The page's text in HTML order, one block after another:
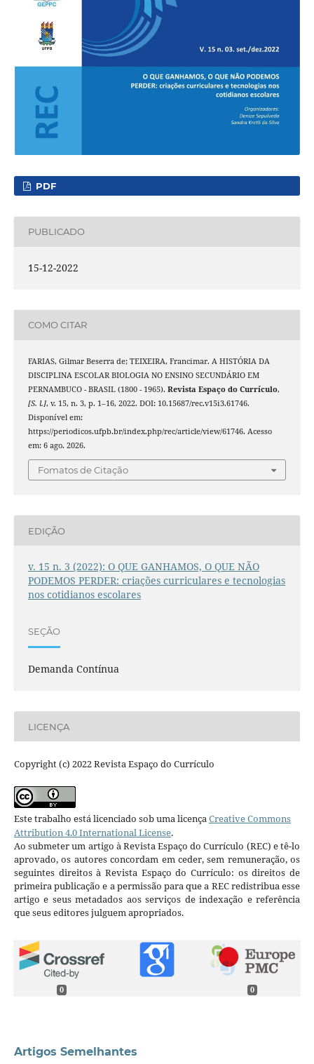
PDF
PUBLICADO
15-12-2022
COMO CITAR
FARIAS, Gilmar Beserra de; TEIXEIRA, Francimar. A HISTÓRIA DA
DISCIPLINA ESCOLAR BIOLOGIA NO ENSINO SECUNDÁRIO EM
PERNAMBUCO - BRASIL (1800 - 1965). Revista Espaço do Currículo,
[S. l.], v. 15, n. 3, p. 1–16, 2022. DOI: 10.15687/rec.v15i3.61746.
Disponível em:
https://periodicos.ufpb.br/index.php/rec/article/view/61746. Acesso
em: 6 ago. 2026.
Fomatos de Citação
EDIÇÃO
v. 15 n. 3 (2022): O QUE GANHAMOS, O QUE NÃO
PODEMOS PERDER: criações curriculares e tecnologias
nos cotidianos escolares
SEÇÃO
Demanda Contínua
LICENÇA
Copyright (c) 2022 Revista Espaço do Currículo
Este trabalho está licenciado sob uma licençaCreative Commons
Attribution 4.0 International License.
Ao submeter um artigo à Revista Espaço do Currículo (REC) e tê-lo
aprovado, os autores concordam em ceder, sem remuneração, os
seguintes direitos à Revista Espaço do Currículo: os direitos de
primeira publicação e a permissão para que a REC redistribua esse
artigo e seus metadados aos serviços de indexação e referência
que seus editores julguem apropriados.
0 0
Artigos Semelhantes